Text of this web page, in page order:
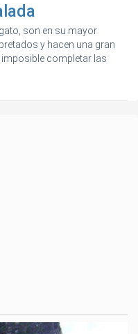
son en su mayor
y hacen una gran
imposible completar las